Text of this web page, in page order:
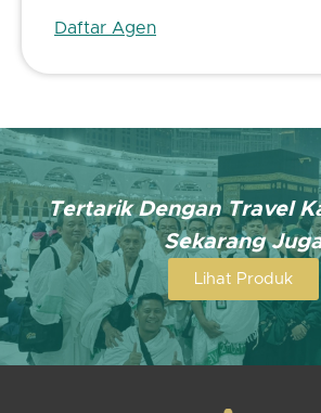
Daftar Agen
Tertarik Dengan Travel
Sekarang
Lihat Produk